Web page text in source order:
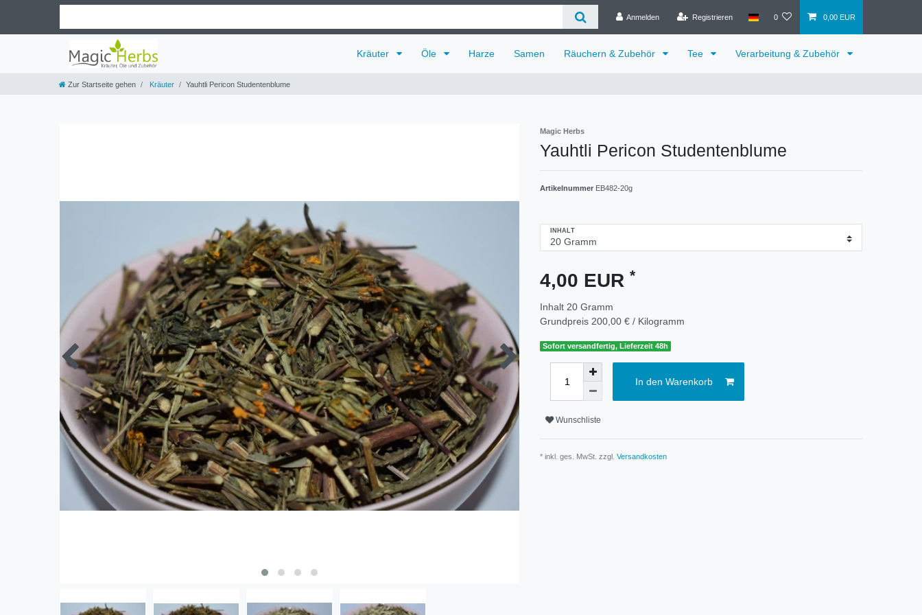
Anmelden Registrieren 0 0,00 EUR
Kräuter Öle Harze Samen Räuchern & Zubehör Tee Verarbeitung & Zubehör
Zur Startseite gehen Kräuter Yauhtli Pericon Studentenblume
Magic Herbs
Yauhtli Pericon Studentenblume
Artikelnummer EB482-20g
INHALT
4,00 EUR *
Inhalt 20 Gramm
Grundpreis 200,00 € / Kilogramm
Sofort versandfertig, Lieferzeit 48h
In den Warenkorb
Wunschliste
* inkl. ges. MwSt. zzgl. Versandkosten